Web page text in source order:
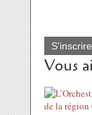
Vous